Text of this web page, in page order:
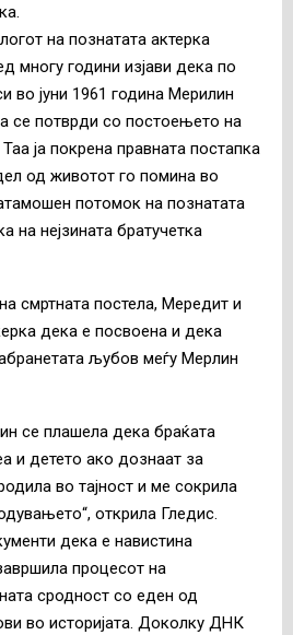
на познатата актерка
многу години изјави дека по
во јуни 1961 година Мерилин
се потврди со постоењето на
ја покрена правната постапка
од животот го помина во
потомок на познатата
на нејзината братучетка
смртната постела, Мередит и
дека е посвоена и дека
љубов меѓу Мерлин
се плашела дека браќата
и детето ако дознаат за
во тајност и ме сокрила
открила Гледис.
дека е навистина
процесот на
сродност со еден од
во историјата. Доколку ДНК